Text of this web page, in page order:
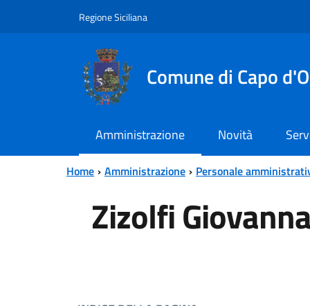
Regione Siciliana
Comune di Capo
Amministrazione Novità
Home Amministrazione Personale
Zizolfi Giovanna